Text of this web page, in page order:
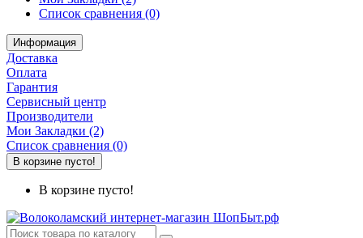
Список сравнения (0)
Информация
Доставка
Оплата
Гарантия
Сервисный центр
Производители
Мои Закладки (2)
Список сравнения (0)
В корзине пусто!
В корзине пусто!